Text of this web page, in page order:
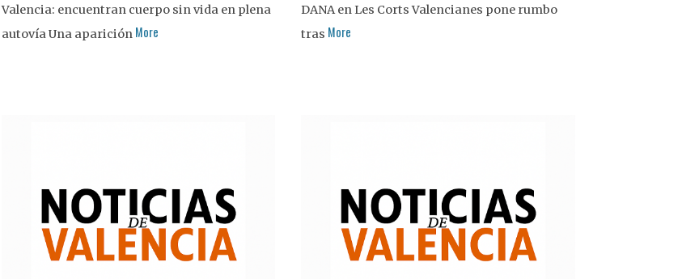
Valencia: encuentran cuerpo sin vida en plena
autovía Una aparición More
DANA en Les Corts Valencianes pone rumbo
tras More